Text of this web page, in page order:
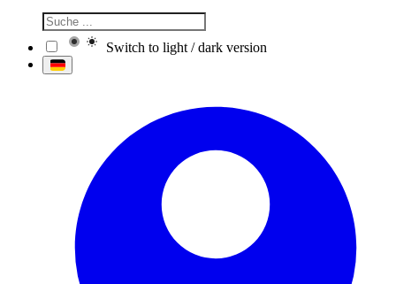
Switch to light / dark version